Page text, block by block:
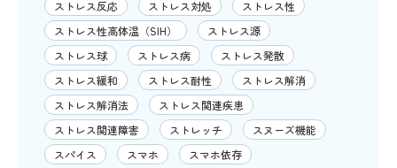
ストレス反応
ストレス対処
ストレス性
ストレス性高体温（SIH）
ストレス源
ストレス球
ストレス病
ストレス発散
ストレス緩和
ストレス耐性
ストレス解消
ストレス解消法
ストレス関連疾患
ストレス関連障害
ストレッチ
スヌーズ機能
スパイス
スマホ
スマホ依存